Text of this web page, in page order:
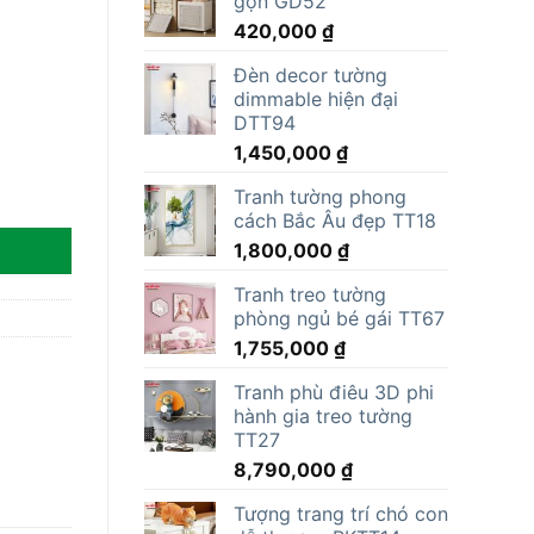
15,000,000 ₫.
420,000 ₫
Đèn decor tường
dimmable hiện đại
DTT94
1,450,000 ₫
Tranh tường phong
cách Bắc Âu đẹp TT18
1,800,000 ₫
Tranh treo tường
phòng ngủ bé gái TT67
1,755,000 ₫
Tranh phù điêu 3D phi
hành gia treo tường
TT27
8,790,000 ₫
Tượng trang trí chó con